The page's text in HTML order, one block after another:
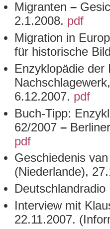
Migranten –
2.1.2008. pdf
Migration in
für historische
Enzyklopädie der
6.12.2007. pdf
Buch-Tipp:
62/2007 –
pdf
Geschiedenis
(Niederlande),
Interview mit
22.11.2007.